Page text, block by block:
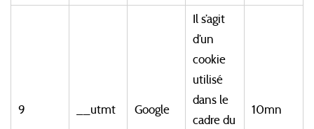
9 __utmt Google
Il s’agit
d’un
cookie
utilisé
dans le
cadre du
10mn